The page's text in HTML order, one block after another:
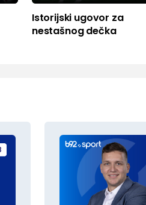
Istorijski ugovor za
nestašnog dečka